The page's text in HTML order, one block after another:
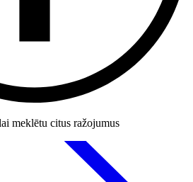
meklētu citus ražojumus